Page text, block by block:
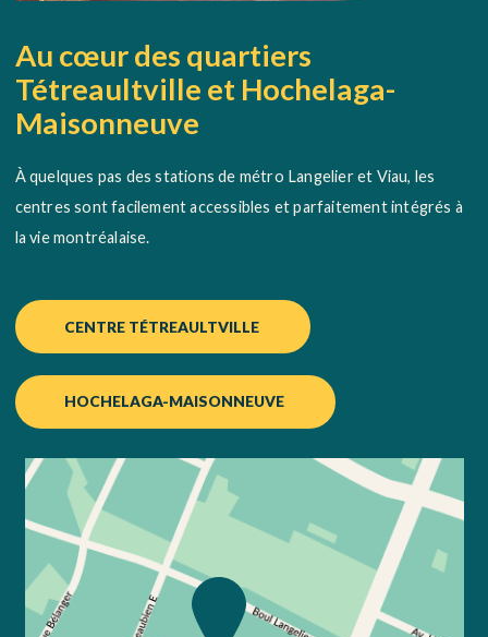
Au cœur des quartiers
Tétreaultville et Hochelaga-
Maisonneuve
À quelques pas des stations de métro Langelier et Viau, les
centres sont facilement accessibles et parfaitement intégrés à
la vie montréalaise.
CENTRE TÉTREAULTVILLE
HOCHELAGA-MAISONNEUVE